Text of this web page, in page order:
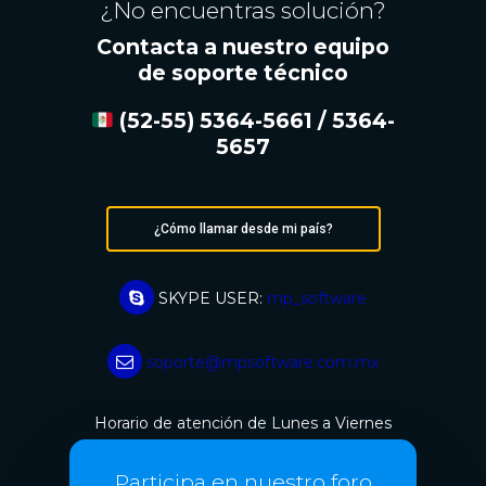
¿No encuentras solución?
Contacta a nuestro equipo
de soporte técnico
(52-55) 5364-5661 / 5364-
5657
¿Cómo llamar desde mi país?
SKYPE USER: mp_software
soporte@mpsoftware.com.mx
Horario de atención de Lunes a Viernes